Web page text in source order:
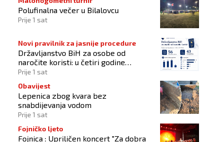
Polufinalna večer u Bilalovcu
Prije 1 sat
Novi pravilnik za jasnije procedure
Državljanstvo BiH za osobe od
naročite koristi: u četiri godine
odobrena 43 zahtjeva
Prije 1 sat
Obavijest
Lepenica zbog kvara bez
snabdijevanja vodom
Prije 1 sat
Fojničko ljeto
Fojnica : Upriličen koncert "Za dobra